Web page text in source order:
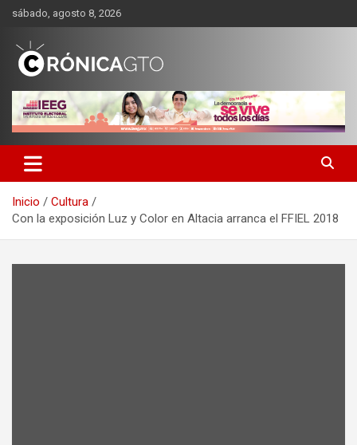
Saltar
contenido
sábado, agosto 8, 2026
CRONICA GUANAJUATO
Inicio
Cultura
Con la exposición Luz y Color en Altacia arranca el FFIEL 2018